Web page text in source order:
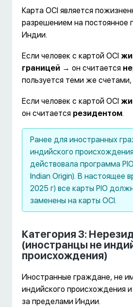
Карта OCI является
разрешением на постоянное
Индии.
Если человек с картой OCI
границей → он считается
пользуется теми же счетами,
Если человек с картой OCI
он считается резидентом.
Ранее для иностранных
индийского
действовала программа
Indian Origin). В настоящее
2025 г) все карты PIO
заменены на карты OCI.
Категория 3:
(иностранцы не
происхождения)
Иностранные граждане, не
индийского происхождения
за пределами Индии.